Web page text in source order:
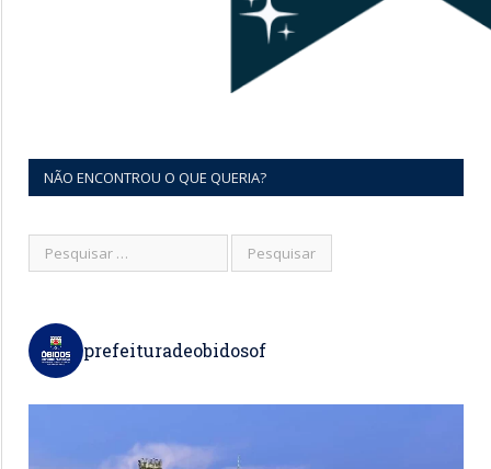
NÃO ENCONTROU O QUE QUERIA?
prefeituradeobidosof